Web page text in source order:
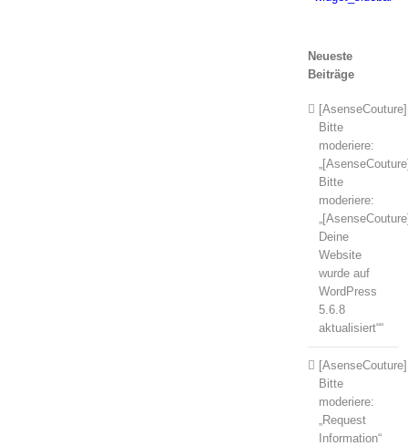
Neueste
Beiträge
[AsenseCouture]
Bitte
moderiere:
Bitte
moderiere:
Deine
Website
wurde auf
WordPress
5.6.8
aktualisiert““
[AsenseCouture]
Bitte
moderiere:
„Request
Information“